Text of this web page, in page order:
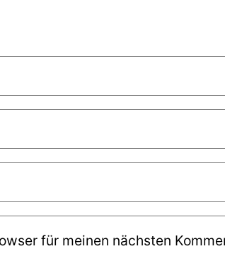
für meinen nächsten